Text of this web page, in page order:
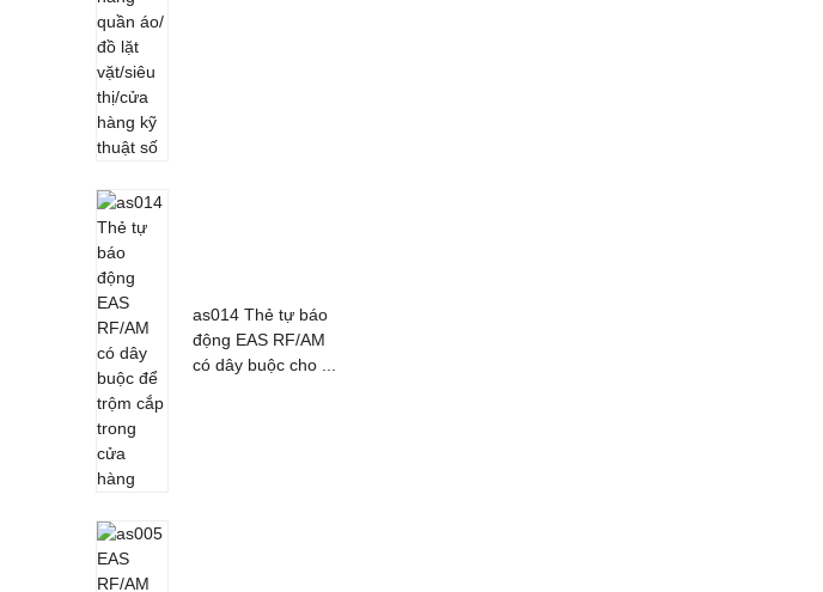
as014 Thẻ tự báo
động EAS RF/AM
có dây buộc cho ...